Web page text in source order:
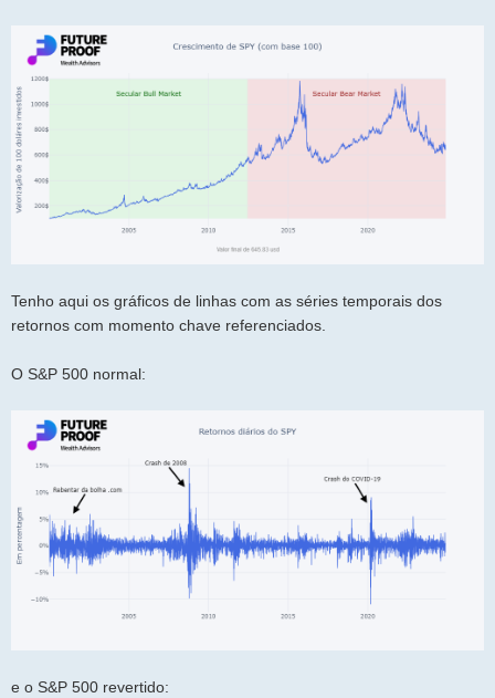
Tenho aqui os gráficos de linhas com as séries temporais dos
retornos com momento chave referenciados.
O S&P 500 normal:
e o S&P 500 revertido: